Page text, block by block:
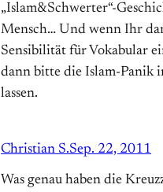
„Islam&Schwerter“-
Mensch… Und wenn Ihr
Sensibilität für Vokabular
dann bitte die Islam-Panik
lassen.
Christian S.Sep. 22, 2011
Was genau haben die